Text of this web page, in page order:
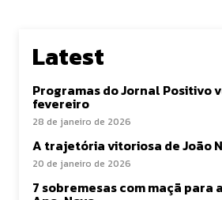
Latest
Programas do Jornal Positivo
fevereiro
28 de janeiro de 2026
A trajetória vitoriosa de João
20 de janeiro de 2026
7 sobremesas com maçã para